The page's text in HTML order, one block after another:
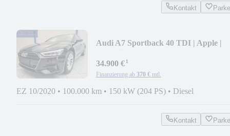
Kontakt
Audi A7 Sportback 40 TDI | Apple |
34.900 €¹
Finanzierung ab 370 € mtl.
EZ 10/2020 • 100.000 km • 150 kW (204 PS) • Diesel
Kontakt